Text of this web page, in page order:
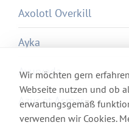
Wir möchten gern
Webseite nutzen und ob
erwartungsgemäß
verwenden wir Cookies.
Axolotl Overkill
Ayka
Ayurveda
Azur et Asmar